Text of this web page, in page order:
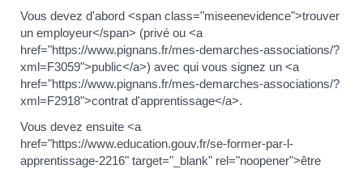
Vous devez d'abord <span class="miseenevidence">trouver
un employeur</span> (privé ou <a
href="https://www.pignans.fr/mes-demarches-associations/?
xml=F3059">public</a>) avec qui vous signez un <a
href="https://www.pignans.fr/mes-demarches-associations/?
xml=F2918">contrat d'apprentissage</a>.
Vous devez ensuite <a
href="https://www.education.gouv.fr/se-former-par-l-
apprentissage-2216" target="_blank" rel="noopener">être